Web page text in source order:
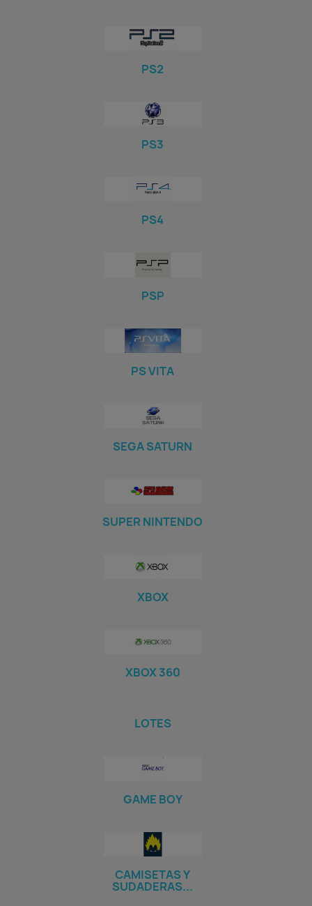
PS2
PS3
PS4
PSP
PS VITA
SEGA SATURN
SUPER NINTENDO
XBOX
XBOX 360
LOTES
GAME BOY
CAMISETAS Y
SUDADERAS...